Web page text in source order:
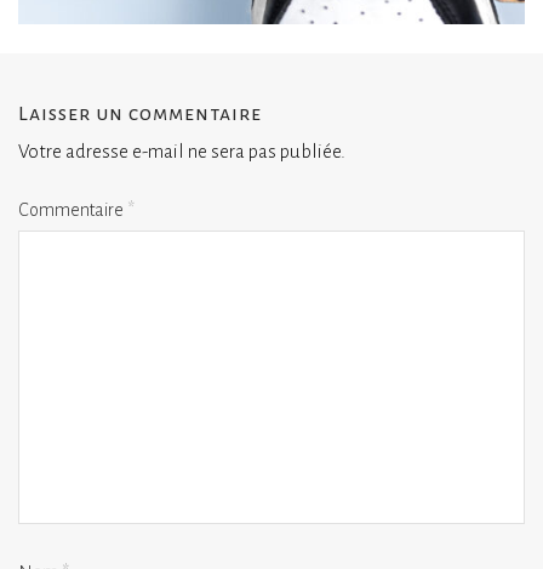
Laisser un commentaire
Votre adresse e-mail ne sera pas publiée.
Commentaire *